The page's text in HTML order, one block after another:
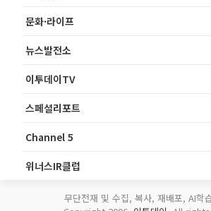
문화·라이프
뉴스발전소
이투데이TV
스페셜리포트
Channel 5
위너스IR클럽
무단전재 및 수집, 복사, 재배포, AI학